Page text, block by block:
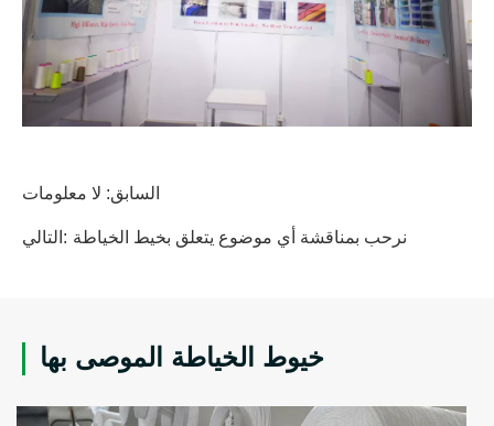
السابق: لا معلومات
التالي: نرحب بمناقشة أي موضوع يتعلق بخيط الخياطة
خيوط الخياطة الموصى بها